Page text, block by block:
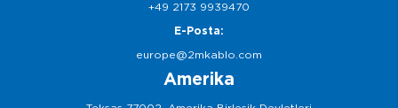
+49 2173 9939470
E-Posta:
europe@2mkablo.com
Amerika